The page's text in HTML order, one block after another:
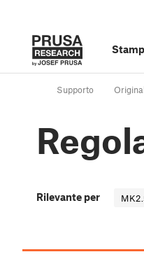
Supporto
Rilevante per